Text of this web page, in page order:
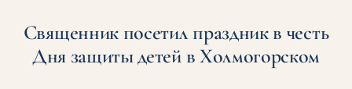
Священник посетил праздник в честь
Дня защиты детей в Холмогорском